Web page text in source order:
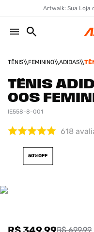
Artwalk: Sua Loja
TÊNIS FEMININO ADIDAS
TÊNIS
00S
IE558-8-001
618
50%OFF
R$ 699,99